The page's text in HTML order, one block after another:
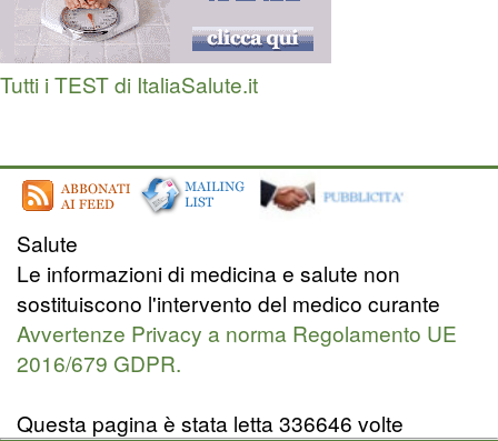
Tutti i TEST di ItaliaSalute.it
Salute
Le informazioni di medicina e salute non
sostituiscono l'intervento del medico curante
Avvertenze Privacy a norma Regolamento UE
2016/679 GDPR.
Questa pagina è stata letta 336646 volte